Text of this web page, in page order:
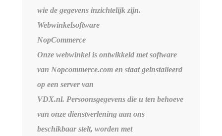
wie de gegevens inzichtelijk zijn.
Webwinkelsoftware
NopCommerce
Onze webwinkel is ontwikkeld met software
van Nopcommerce.com en staat geinstalleerd
op een server van
VDX.nl. Persoonsgegevens die u ten behoeve
van onze dienstverlening aan ons
beschikbaar stelt, worden met